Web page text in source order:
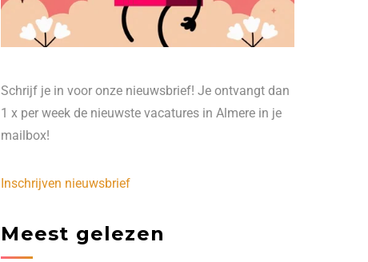
Schrijf je in voor onze nieuwsbrief! Je ontvangt dan
1 x per week de nieuwste vacatures in Almere in je
mailbox!
Inschrijven nieuwsbrief
Meest gelezen